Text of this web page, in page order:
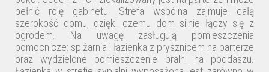
pełnić rolę gabinetu. Strefa wspólna zajmuje całą
szerokość domu, dzięki czemu dom silnie łączy się z
ogrodem. Na uwagę zasługują pomieszczenia
pomocnicze: spiżarnia i łazienka z prysznicem na parterze
oraz wydzielone pomieszczenie pralni na poddaszu.